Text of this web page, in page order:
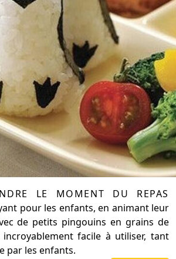
le moment du repas
pour les enfants, en animant leur
de petits pingouins en grains de
facile à utiliser, tant
par les enfants.